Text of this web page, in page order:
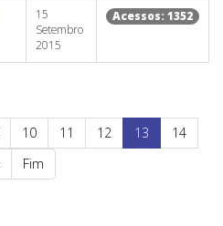
15
Setembro
2015
Acessos: 1352
10 11 12 13
14
Fim